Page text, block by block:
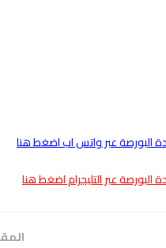
البورصة عبر واتس اب اضغط هنا
البورصة عبر التليجرام اضغط هنا